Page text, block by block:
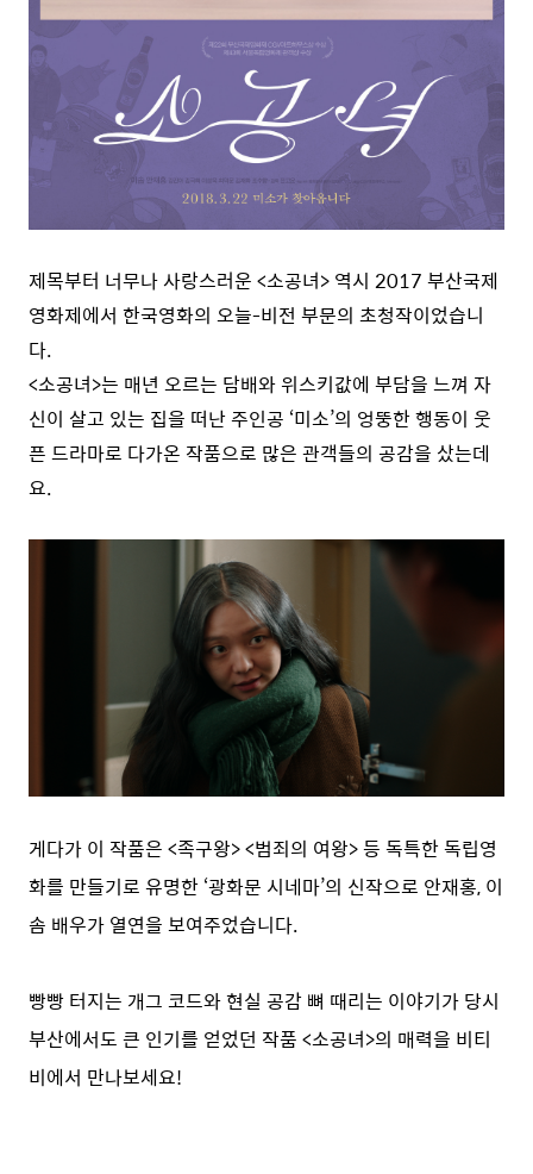
제목부터 너무나 사랑스러운 <소공녀> 역시 2017 부산국제
영화제에서 한국영화의 오늘-비전 부문의 초청작이었습니
다.
<소공녀>는 매년 오르는 담배와 위스키값에 부담을 느껴 자
신이 살고 있는 집을 떠난 주인공 ‘미소’의 엉뚱한 행동이 웃
픈 드라마로 다가온 작품으로 많은 관객들의 공감을 샀는데
요.
게다가 이 작품은 <족구왕> <범죄의 여왕> 등 독특한 독립영
화를 만들기로 유명한 ‘광화문 시네마’의 신작으로 안재홍, 이
솜 배우가 열연을 보여주었습니다.
빵빵 터지는 개그 코드와 현실 공감 뼈 때리는 이야기가 당시
부산에서도 큰 인기를 얻었던 작품 <소공녀>의 매력을 비티
비에서 만나보세요!